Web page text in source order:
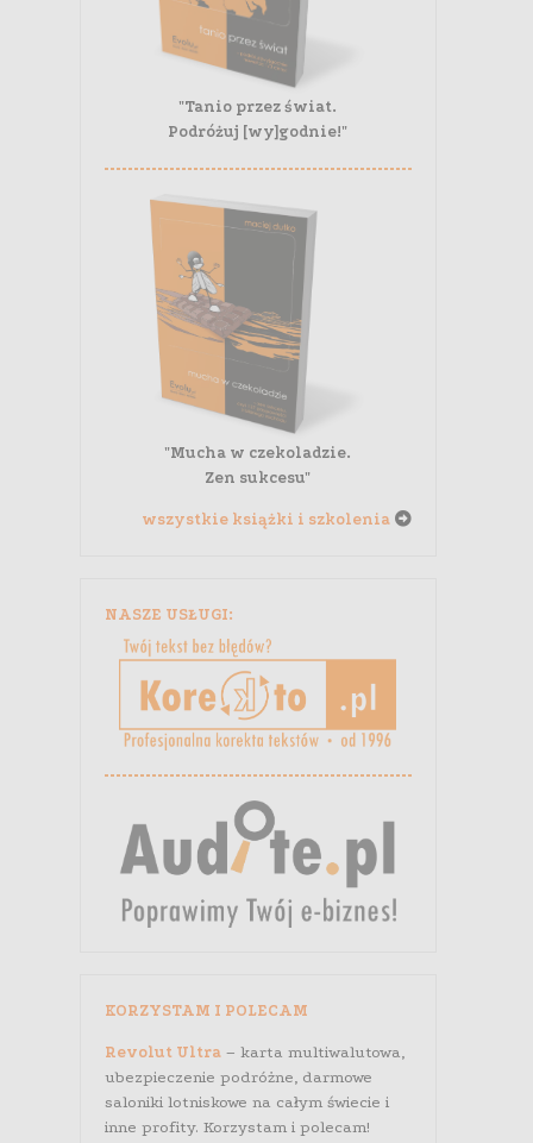
"Tanio przez świat.
Podróżuj [wy]godnie!"
"Mucha w czekoladzie.
Zen sukcesu"
wszystkie książki i szkolenia
NASZE USŁUGI:
KORZYSTAM I POLECAM
Revolut Ultra– karta multiwalutowa,
ubezpieczenie podróżne, darmowe
saloniki lotniskowe na całym świecie i
inne profity. Korzystam i polecam!